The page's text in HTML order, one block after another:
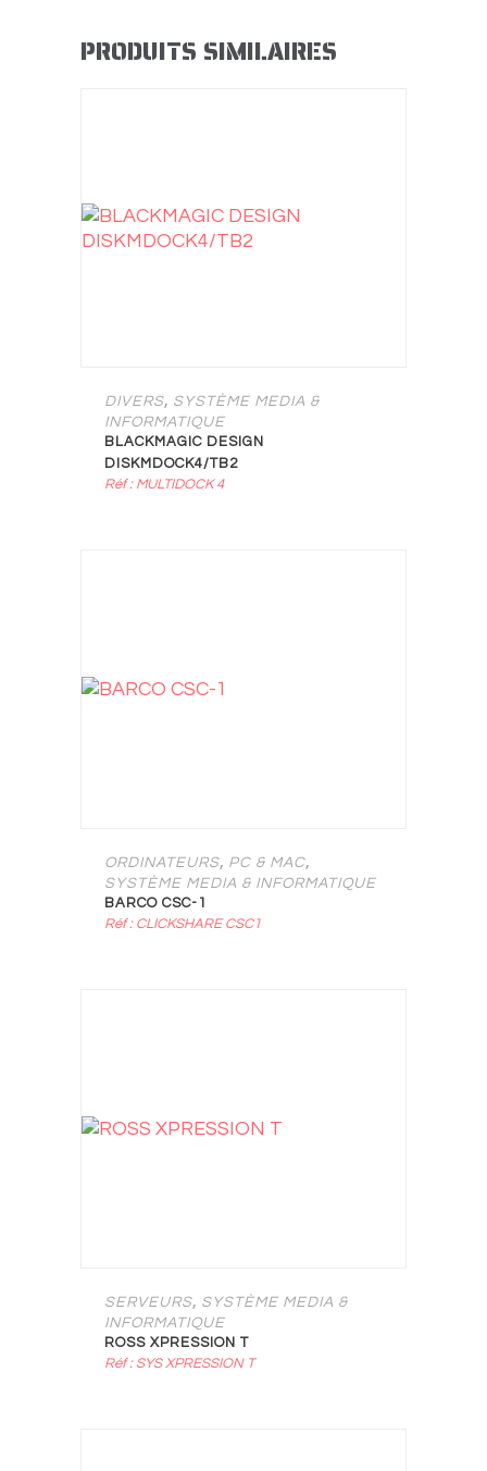
PRODUITS SIMILAIRES
DIVERS, SYSTÈME MEDIA &
INFORMATIQUE
BLACKMAGIC DESIGN
DISKMDOCK4/TB2
Réf : MULTIDOCK 4
ORDINATEURS, PC & MAC,
SYSTÈME MEDIA & INFORMATIQUE
BARCO CSC-1
Réf : CLICKSHARE CSC1
SERVEURS, SYSTÈME MEDIA &
INFORMATIQUE
ROSS XPRESSION T
Réf : SYS XPRESSION T